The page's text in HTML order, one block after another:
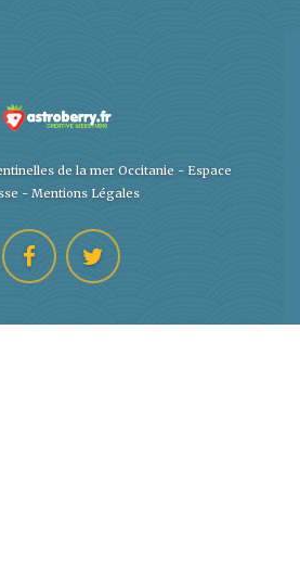
de la mer Occitanie - Espace
- Mentions Légales